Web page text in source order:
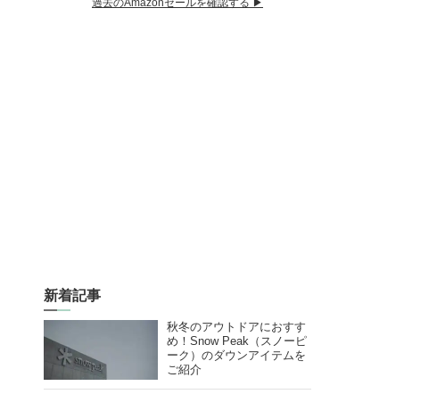
過去のAmazonセールを確認する ▶︎
新着記事
秋冬のアウトドアにおすす
め！Snow Peak（スノーピ
ーク）のダウンアイテムを
ご紹介